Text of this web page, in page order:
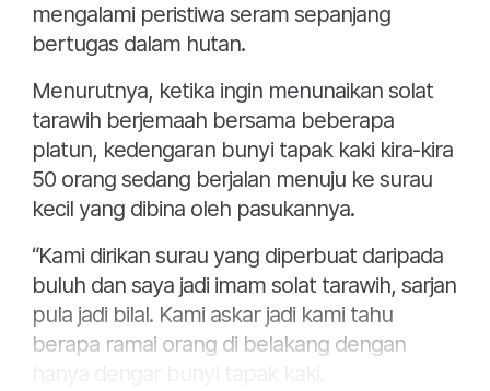
mengalami peristiwa seram sepanjang
bertugas dalam hutan.
Menurutnya, ketika ingin menunaikan solat
tarawih berjemaah bersama beberapa
platun, kedengaran bunyi tapak kaki kira-kira
50 orang sedang berjalan menuju ke surau
kecil yang dibina oleh pasukannya.
“Kami dirikan surau yang diperbuat daripada
buluh dan saya jadi imam solat tarawih, sarjan
pula jadi bilal. Kami askar jadi kami tahu
berapa ramai orang di belakang dengan